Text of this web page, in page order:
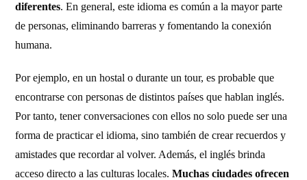
diferentes. En general, este idioma es común a la mayor parte
de personas, eliminando barreras y fomentando la conexión
humana.
Por ejemplo, en un hostal o durante un tour, es probable que
encontrarse con personas de distintos países que hablan inglés.
Por tanto, tener conversaciones con ellos no solo puede ser una
forma de practicar el idioma, sino también de crear recuerdos y
amistades que recordar al volver. Además, el inglés brinda
acceso directo a las culturas locales. Muchas ciudades ofrecen